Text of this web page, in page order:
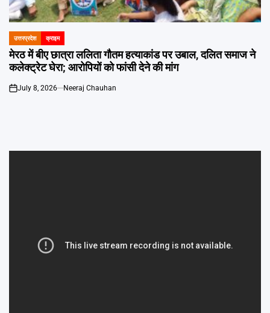
POSTED
IN
उत्तरप्रदेश क्राइम
मेरठ में बीए छात्रा ललिता गौतम हत्याकांड पर उबाल, दलित समाज ने
कलेक्ट्रेट घेरा; आरोपियों को फांसी देने की मांग
on
July 8, 2026 Neeraj Chauhan